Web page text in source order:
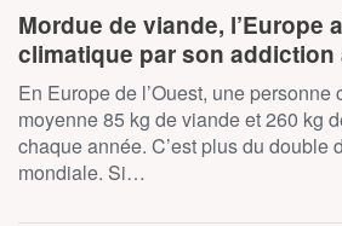
Mordue de viande, l’Europe
climatique par son addiction
En Europe de l’Ouest, une personne
moyenne 85 kg de viande et 260 kg
chaque année. C’est plus du double
mondiale. Si…